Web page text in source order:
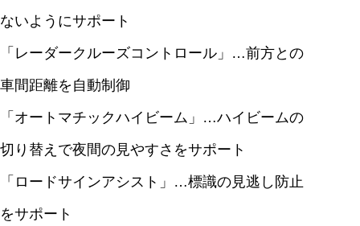
ないようにサポート
「レーダークルーズコントロール」…前方との
車間距離を自動制御
「オートマチックハイビーム」…ハイビームの
切り替えで夜間の見やすさをサポート
「ロードサインアシスト」…標識の見逃し防止
をサポート